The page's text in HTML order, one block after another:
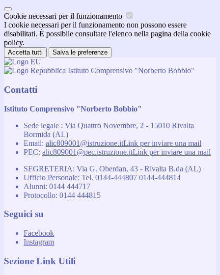
Cookie necessari per il funzionamento
I cookie necessari per il funzionamento non possono essere
disabilitati. È possibile consultare l'elenco nella pagina della cookie
policy.
Accetta tutti Salva le preferenze
Istituto Comprensivo "Norberto Bobbio"
Contatti
Istituto Comprensivo "Norberto Bobbio"
Sede legale : Via Quattro Novembre, 2 - 15010 Rivalta
Bormida (AL)
Email: alic809001@istruzione.itLink per inviare una mail
PEC: alic809001@pec.istruzione.itLink per inviare una mail
SEGRETERIA: Via G. Oberdan, 43 - Rivalta B.da (AL)
Ufficio Personale: Tel. 0144-444807 0144-444814
Alunni: 0144 444717
Protocollo: 0144 444815
Seguici su
Facebook
Instagram
Sezione Link Utili